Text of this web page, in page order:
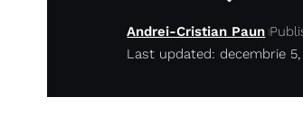
Last updated: decembrie
Andrei-Cristian Paun